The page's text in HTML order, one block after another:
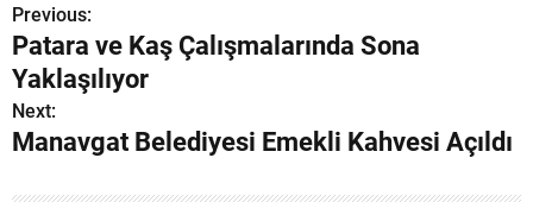
Y
a
z
ı
Previous:
Patara ve Kaş Çalışmalarında Sona
Yaklaşılıyor
Next:
Manavgat Belediyesi Emekli Kahvesi Açıldı